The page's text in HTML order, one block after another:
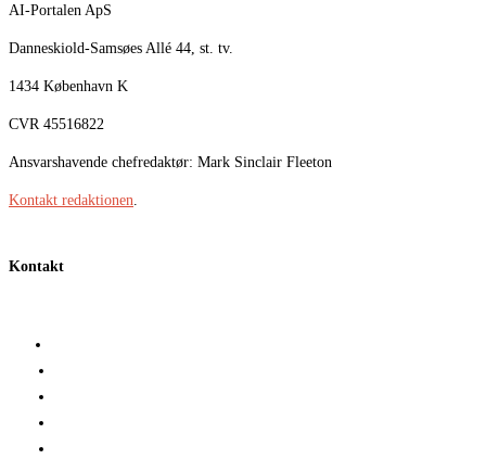
AI-Portalen ApS
Danneskiold-Samsøes Allé 44, st. tv.
1434 København K
CVR 45516822
Ansvarshavende chefredaktør: Mark Sinclair Fleeton
Kontakt redaktionen
Kontakt